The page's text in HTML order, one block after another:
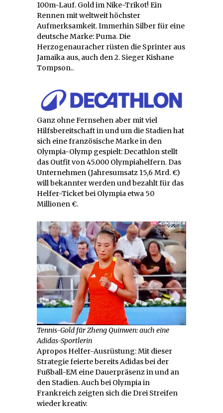
100m-Lauf. Gold im Nike-Trikot! Ein
Rennen mit weltweit höchster
Aufmerksamkeit. Immerhin Silber für eine
deutsche Marke: Puma. Die
Herzogenauracher rüsten die Sprinter aus
Jamaika aus, auch den 2. Sieger Kishane
Tompson..
Ganz ohne Fernsehen aber mit viel
Hilfsbereitschaft in und um die Stadien hat
sich eine französische Marke in den
Olympia-Olymp gespielt: Decathlon stellt
das Outfit von 45.000 Olympiahelfern. Das
Unternehmen (Jahresumsatz 15,6 Mrd. €)
will bekannter werden und bezahlt für das
Helfer-Ticket bei Olympia etwa 50
Millionen €.
Tennis-Gold für Zheng Quinwen: auch eine
Adidas-Sportlerin
Apropos Helfer-Ausrüstung: Mit dieser
Strategie feierte bereits Adidas bei der
Fußball-EM eine Dauerpräsenz in und an
den Stadien. Auch bei Olympia in
Frankreich zeigten sich die Drei Streifen
wieder kreativ.